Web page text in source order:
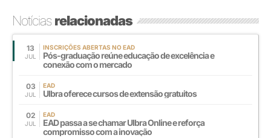
Notíciasrelacionadas
13
JUL
INSCRIÇÕES ABERTAS NO EAD
Pós-graduação reúne educação de excelência e
conexão com o mercado
03
JUL
EAD
Ulbra oferece cursos de extensão gratuitos
02
JUL
EAD
EAD passa a se chamar Ulbra Online e reforça
compromisso com a inovação